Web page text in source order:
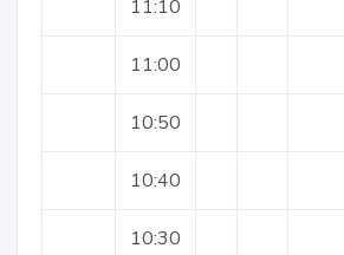
11:10
11:00
10:50
10:40
10:30